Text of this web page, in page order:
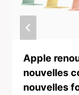
Apple
nouvelles
nouvelles